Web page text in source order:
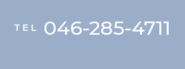
TEL 046-285-4711